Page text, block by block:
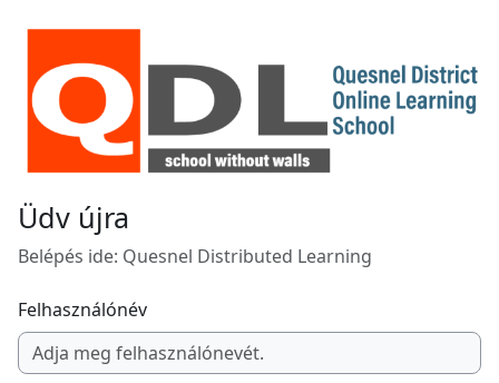
Üdv újra
Belépés ide: Quesnel Distributed Learning
Felhasználónév